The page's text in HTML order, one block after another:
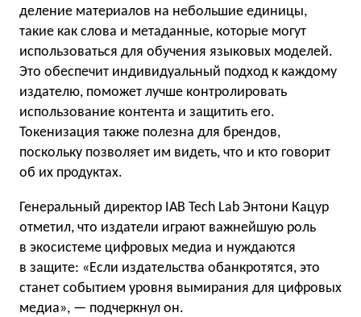
деление материалов на небольшие единицы,
такие как слова и метаданные, которые могут
использоваться для обучения языковых моделей.
Это обеспечит индивидуальный подход к каждому
издателю, поможет лучше контролировать
использование контента и защитить его.
Токенизация также полезна для брендов,
поскольку позволяет им видеть, что и кто говорит
об их продуктах.
Генеральный директор IAB Tech Lab Энтони Кацур
отметил, что издатели играют важнейшую роль
в экосистеме цифровых медиа и нуждаются
в защите: «Если издательства обанкротятся, это
станет событием уровня вымирания для цифровых
медиа», — подчеркнул он.